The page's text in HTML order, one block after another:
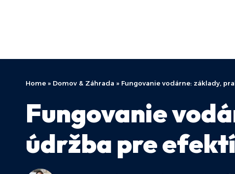
Home » Domov & Záhrada » Fungovanie vodárne: základy,
Fungovanie
údržba pre